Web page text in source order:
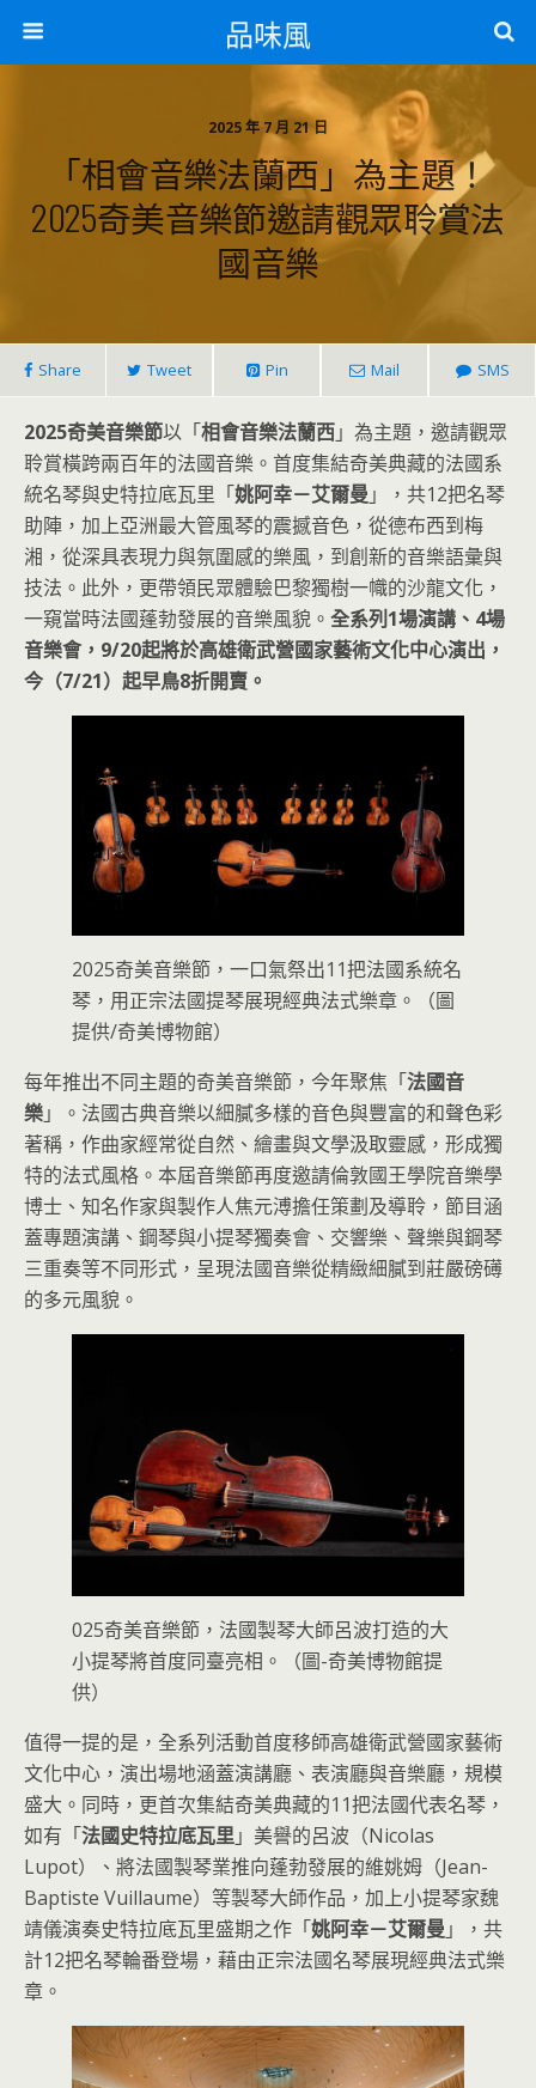
品味風
2025 年 7 月 21 日
「相會音樂法蘭西」為主題！
2025奇美音樂節邀請觀眾聆賞法
國音樂
Share Tweet Pin Mail SMS
2025奇美音樂節以「相會音樂法蘭西」為主題，邀請觀眾
聆賞橫跨兩百年的法國音樂。首度集結奇美典藏的法國系
統名琴與史特拉底瓦里「姚阿幸－艾爾曼 」，共12把名琴
助陣，加上亞洲最大管風琴的震撼音色，從德布西到梅
湘，從深具表現力與氛圍感的樂風，到創新的音樂語彙與
技法。此外，更帶領民眾體驗巴黎獨樹一幟的沙龍文化，
一窺當時法國蓬勃發展的音樂風貌。 全系列1場演講、4場
音樂會，9/20起將於高雄衛武營國家藝術文化中心演出，
今（7/21）起早鳥8折開賣。
2025奇美音樂節，一口氣祭出11把法國系統名
琴，用正宗法國提琴展現經典法式樂章。（圖
提供/奇美博物館）
每年推出不同主題的奇美音樂節，今年聚焦「法國音
樂」。法國古典音樂以細膩多樣的音色與豐富的和聲色彩
著稱，作曲家經常從自然、繪畫與文學汲取靈感，形成獨
特的法式風格。本屆音樂節再度邀請倫敦國王學院音樂學
博士、知名作家與製作人焦元溥擔任策劃及導聆，節目涵
蓋專題演講、鋼琴與小提琴獨奏會、交響樂、聲樂與鋼琴
三重奏等不同形式，呈現法國音樂從精緻細膩到莊嚴磅礡
的多元風貌。
025奇美音樂節，法國製琴大師呂波打造的大
小提琴將首度同臺亮相。（圖-奇美博物館提
供）
值得一提的是，全系列活動首度移師高雄衛武營國家藝術
文化中心，演出場地涵蓋演講廳、表演廳與音樂廳，規模
盛大。同時，更首次集結奇美典藏的11把法國代表名琴，
如有「法國史特拉底瓦里」美譽的呂波（Nicolas
Lupot）、將法國製琴業推向蓬勃發展的維姚姆（Jean-
Baptiste Vuillaume）等製琴大師作品，加上小提琴家魏
靖儀演奏史特拉底瓦里盛期之作「姚阿幸－艾爾曼 」，共
計12把名琴輪番登場，藉由正宗法國名琴展現經典法式樂
章。